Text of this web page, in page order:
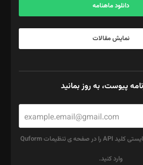
دانلود ماهنامه
نمایش مقالات
پیوست، به روز بمانید
برای استفاده از ریکپچا بایستی کلید API را در صفحه ی تنظیمات Quform
وارد کنید.